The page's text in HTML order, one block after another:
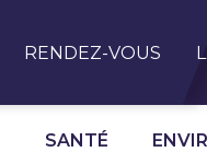
RENDEZ-VOUS
SANTÉ